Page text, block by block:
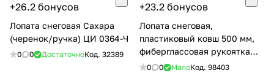
+26.2 бонусов
Лопата снеговая Сахара
(черенок/ручка) ЦИ 0364-Ч
0 0 ДостаточноКод. 32389
+23.2 бонусов
Лопата снеговая,
пластиковый ковш 500 мм,
фиберглассовая рукоятка
GRINDA FIBER-500 39940
0 0 МалоКод. 98403